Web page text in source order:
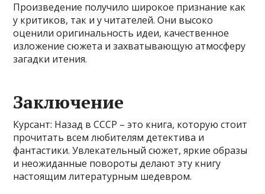
Произведение получило широкое признание как
у критиков, так и у читателей. Они высоко
оценили оригинальность идеи, качественное
изложение сюжета и захватывающую атмосферу
загадки итения.
Заключение
Курсант: Назад в СССР – это книга, которую стоит
прочитать всем любителям детектива и
фантастики. Увлекательный сюжет, яркие образы
и неожиданные повороты делают эту книгу
настоящим литературным шедевром.